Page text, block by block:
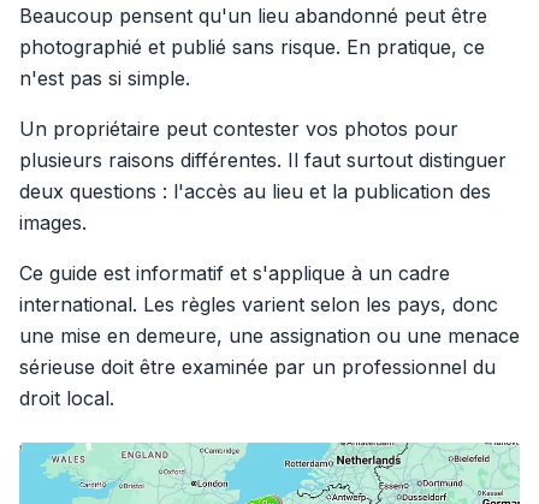
Beaucoup pensent qu'un lieu abandonné peut être
photographié et publié sans risque. En pratique, ce
n'est pas si simple.
Un propriétaire peut contester vos photos pour
plusieurs raisons différentes. Il faut surtout distinguer
deux questions : l'accès au lieu et la publication des
images.
Ce guide est informatif et s'applique à un cadre
international. Les règles varient selon les pays, donc
une mise en demeure, une assignation ou une menace
sérieuse doit être examinée par un professionnel du
droit local.